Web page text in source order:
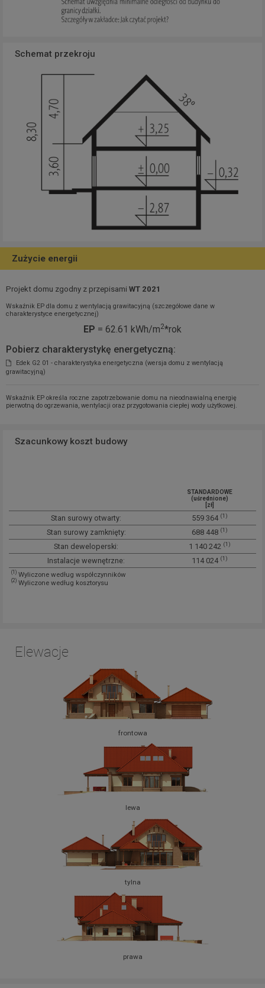
Schemat przekroju
Zużycie energii
Projekt domu zgodny z przepisami WT 2021
Wskaźnik EP dla domu z wentylacją grawitacyjną (szczegółowe dane w
charakterystyce energetycznej)
EP = 62.61 kWh/m2*rok
Pobierz charakterystykę energetyczną:
Edek G2 01 - charakterystyka energetyczna (wersja domu z wentylacją
grawitacyjną)
Wskaźnik EP określa roczne zapotrzebowanie domu na nieodnawialną energię
pierwotną do ogrzewania, wentylacji oraz przygotowania ciepłej wody użytkowej.
Szacunkowy koszt budowy
STANDARDOWE
(uśrednione)
[zł]
Stan surowy otwarty: 559 364 (1)
Stan surowy zamknięty: 688 448 (1)
Stan deweloperski: 1 140 242 (1)
Instalacje wewnętrzne: 114 024 (1)
(1) Wyliczone według współczynników
(2) Wyliczone według kosztorysu
Elewacje
frontowa
lewa
tylna
prawa